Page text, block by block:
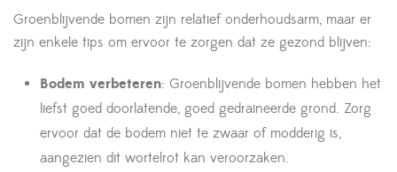
Groenblijvende bomen zijn relatief onderhoudsarm, maar er
zijn enkele tips om ervoor te zorgen dat ze gezond blijven:
Bodem verbeteren: Groenblijvende bomen hebben het
liefst goed doorlatende, goed gedraineerde grond. Zorg
ervoor dat de bodem niet te zwaar of modderig is,
aangezien dit wortelrot kan veroorzaken.